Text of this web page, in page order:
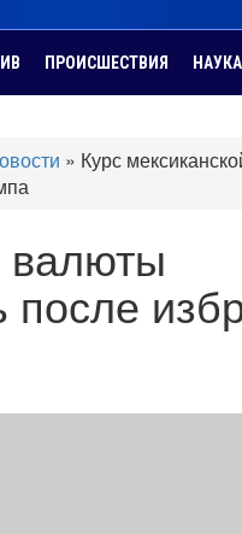
ПРОИСШЕСТВИЯ НАУКА
» Курс
валюты
после